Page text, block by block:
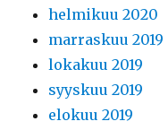
helmikuu 2020
marraskuu 2019
lokakuu 2019
syyskuu 2019
elokuu 2019